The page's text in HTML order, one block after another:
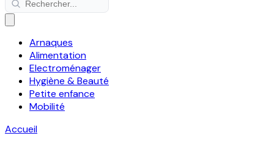
Arnaques
Alimentation
Electroménager
Hygiène & Beauté
Petite enfance
Mobilité
Accueil